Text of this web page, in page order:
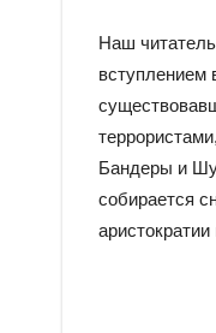
Наш
вступлением
Бандеры и
собирается